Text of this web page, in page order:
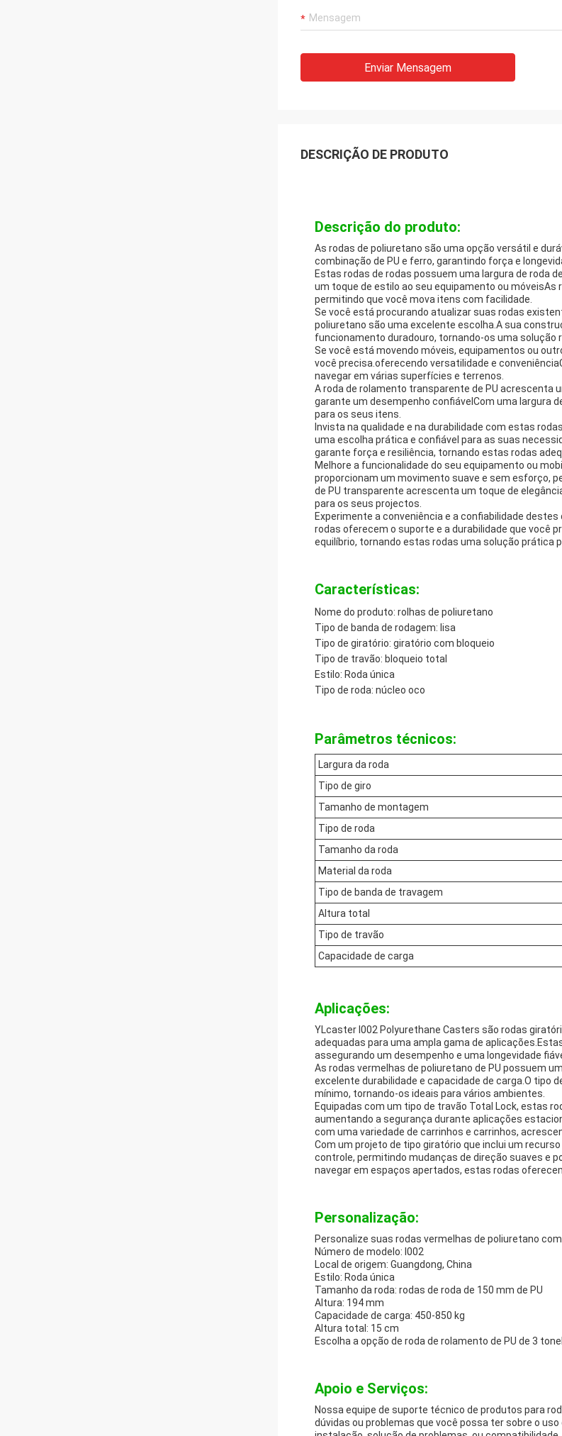
Enviar Mensagem
DESCRIÇÃO DE PRODUTO
Descrição do produto:
As rodas de poliuretano são uma opção versátil e
combinação de PU e ferro, garantindo força e
Estas rodas de rodas possuem uma largura de roda
um toque de estilo ao seu equipamento ou móveisAs
permitindo que você mova itens com facilidade.
Se você está procurando atualizar suas rodas
poliuretano são uma excelente escolha.A sua
funcionamento duradouro, tornando-os uma solução
Se você está movendo móveis, equipamentos ou
você precisa.oferecendo versatilidade e
navegar em várias superfícies e terrenos.
A roda de rolamento transparente de PU acrescenta
garante um desempenho confiávelCom uma largura
para os seus itens.
Invista na qualidade e na durabilidade com estas
uma escolha prática e confiável para as suas
garante força e resiliência, tornando estas rodas
Melhore a funcionalidade do seu equipamento ou
proporcionam um movimento suave e sem esforço,
de PU transparente acrescenta um toque de
para os seus projectos.
Experimente a conveniência e a confiabilidade
rodas oferecem o suporte e a durabilidade que você
equilíbrio, tornando estas rodas uma solução prática
Características:
Nome do produto: rolhas de poliuretano
Tipo de banda de rodagem: lisa
Tipo de giratório: giratório com bloqueio
Tipo de travão: bloqueio total
Estilo: Roda única
Tipo de roda: núcleo oco
Parâmetros técnicos:
Largura da roda
Tipo de giro
Tamanho de montagem
Tipo de roda
Tamanho da roda
Material da roda
Tipo de banda de travagem
Altura total
Tipo de travão
Capacidade de carga
Aplicações:
YLcaster I002 Polyurethane Casters são rodas
adequadas para uma ampla gama de
assegurando um desempenho e uma longevidade
As rodas vermelhas de poliuretano de PU possuem
excelente durabilidade e capacidade de carga.O tipo
mínimo, tornando-os ideais para vários ambientes.
Equipadas com um tipo de travão Total Lock, estas
aumentando a segurança durante aplicações
com uma variedade de carrinhos e carrinhos,
Com um projeto de tipo giratório que inclui um
controle, permitindo mudanças de direção suaves e
navegar em espaços apertados, estas rodas
Personalização:
Personalize suas rodas vermelhas de poliuretano
Número de modelo: I002
Local de origem: Guangdong, China
Estilo: Roda única
Tamanho da roda: rodas de roda de 150 mm de PU
Altura: 194 mm
Capacidade de carga: 450-850 kg
Altura total: 15 cm
Escolha a opção de roda de rolamento de PU de 3
Apoio e Serviços:
Nossa equipe de suporte técnico de produtos para
dúvidas ou problemas que você possa ter sobre o